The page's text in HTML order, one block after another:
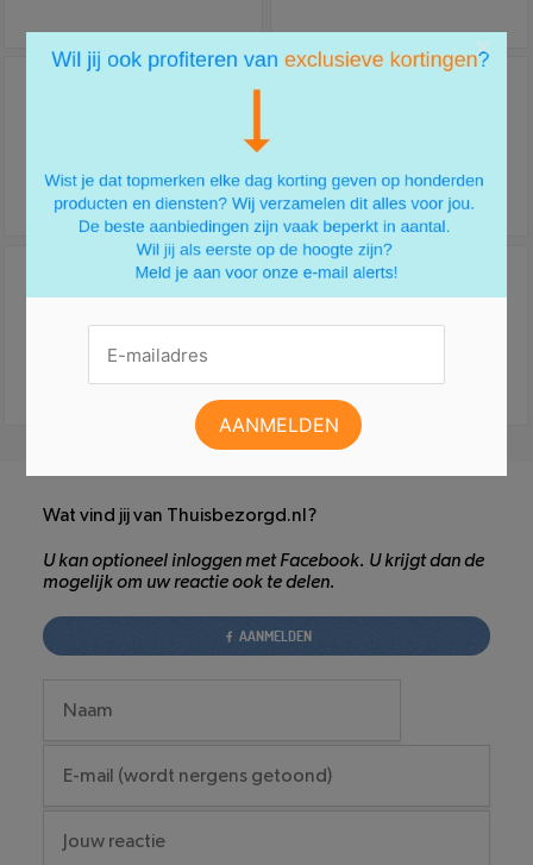
Wat vind jij van Thuisbezorgd.nl?
U kan optioneel inloggen met Facebook. U krijgt dan de
mogelijk om uw reactie ook te delen.
AANMELDEN
×